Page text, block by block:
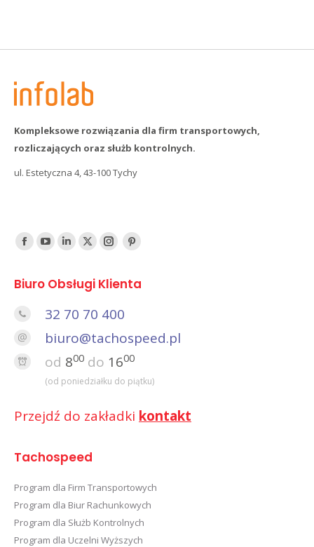
Kompleksowe rozwiązania dla firm transportowych,
rozliczających oraz służb kontrolnych.
ul. Estetyczna 4, 43-100 Tychy
Find us on:
FacebookYouTube
LinkedTwitterInstagramPinterest
Biuro Obsługi Klienta
32 70 70 400
biuro@tachospeed.pl
od 800 do 1600
(od poniedziałku do piątku)
Przejdź do zakładki kontakt
Tachospeed
Program dla Firm Transportowych
Program dla Biur Rachunkowych
Program dla Służb Kontrolnych
Program dla Uczelni Wyższych